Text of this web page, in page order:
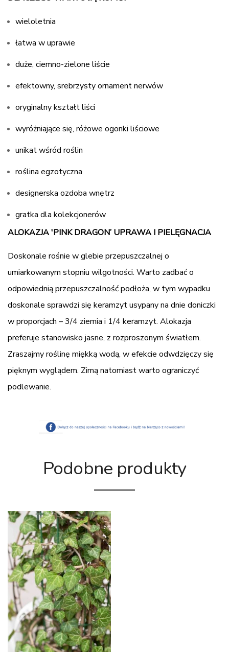
wieloletnia
łatwa w uprawie
duże, ciemno-zielone liście
efektowny, srebrzysty ornament nerwów
oryginalny kształt liści
wyróżniające się, różowe ogonki liściowe
unikat wśród roślin
roślina egzotyczna
designerska ozdoba wnętrz
gratka dla kolekcjonerów
ALOKAZJA 'PINK DRAGON’ UPRAWA I PIELĘGNACJA
Doskonale rośnie w glebie przepuszczalnej o
umiarkowanym stopniu wilgotności. Warto zadbać o
odpowiednią przepuszczalność podłoża, w tym wypadku
doskonale sprawdzi się keramzyt usypany na dnie doniczki
w proporcjach – 3/4 ziemia i 1/4 keramzyt. Alokazja
preferuje stanowisko jasne, z rozproszonym światłem.
Zraszajmy roślinę miękką wodą, w efekcie odwdzięczy się
pięknym wyglądem. Zimą natomiast warto ograniczyć
podlewanie.
Podobne produkty